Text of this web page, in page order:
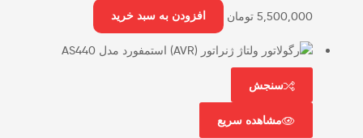
5,500,000 تومان افزودن به سبد خرید
سنجش
مشاهده سریع